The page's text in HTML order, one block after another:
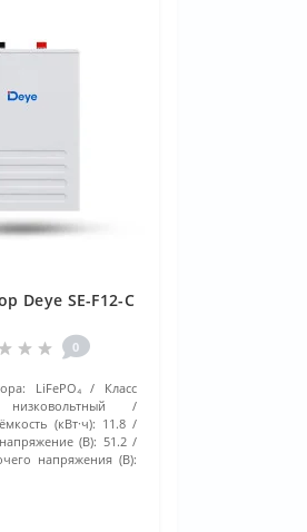
Deye SE-F12-С
0
LiFePO₄
Класс
низковольтный
(кВт·ч): 11.8
(В): 51.2
напряжения (В):